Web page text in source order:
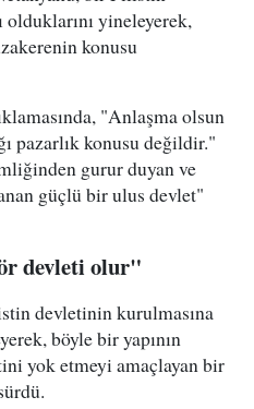
yineleyerek,
konusu
"Anlaşma olsun
pazarlık konusu değildir."
gurur duyan ve
güçlü bir ulus devlet"
devleti olur"
devletinin kurulmasına
böyle bir yapının
yok etmeyi amaçlayan bir